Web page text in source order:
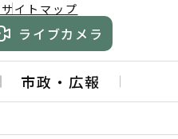
サイトマップ
ライブカメラ
市政・広報